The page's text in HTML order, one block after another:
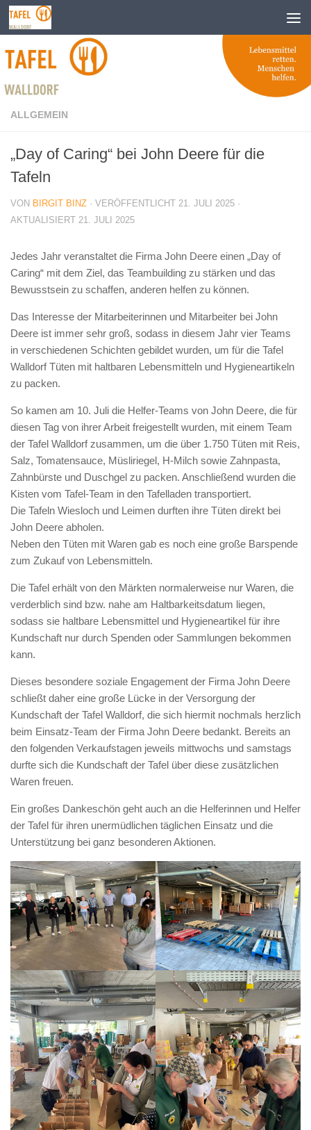
Zum Inhalt springen
ALLGEMEIN
„Day of Caring“ bei John Deere für die
Tafeln
VON BIRGIT BINZ · VERÖFFENTLICHT 21. JULI 2025 ·
AKTUALISIERT 21. JULI 2025
Jedes Jahr veranstaltet die Firma John Deere einen „Day of
Caring“ mit dem Ziel, das Teambuilding zu stärken und das
Bewusstsein zu schaffen, anderen helfen zu können.
Das Interesse der Mitarbeiterinnen und Mitarbeiter bei John
Deere ist immer sehr groß, sodass in diesem Jahr vier Teams
in verschiedenen Schichten gebildet wurden, um für die Tafel
Walldorf Tüten mit haltbaren Lebensmitteln und Hygieneartikeln
zu packen.
So kamen am 10. Juli die Helfer-Teams von John Deere, die für
diesen Tag von ihrer Arbeit freigestellt wurden, mit einem Team
der Tafel Walldorf zusammen, um die über 1.750 Tüten mit Reis,
Salz, Tomatensauce, Müsliriegel, H-Milch sowie Zahnpasta,
Zahnbürste und Duschgel zu packen. Anschließend wurden die
Kisten vom Tafel-Team in den Tafelladen transportiert.
Die Tafeln Wiesloch und Leimen durften ihre Tüten direkt bei
John Deere abholen.
Neben den Tüten mit Waren gab es noch eine große Barspende
zum Zukauf von Lebensmitteln.
Die Tafel erhält von den Märkten normalerweise nur Waren, die
verderblich sind bzw. nahe am Haltbarkeitsdatum liegen,
sodass sie haltbare Lebensmittel und Hygieneartikel für ihre
Kundschaft nur durch Spenden oder Sammlungen bekommen
kann.
Dieses besondere soziale Engagement der Firma John Deere
schließt daher eine große Lücke in der Versorgung der
Kundschaft der Tafel Walldorf, die sich hiermit nochmals herzlich
beim Einsatz-Team der Firma John Deere bedankt. Bereits an
den folgenden Verkaufstagen jeweils mittwochs und samstags
durfte sich die Kundschaft der Tafel über diese zusätzlichen
Waren freuen.
Ein großes Dankeschön geht auch an die Helferinnen und Helfer
der Tafel für ihren unermüdlichen täglichen Einsatz und die
Unterstützung bei ganz besonderen Aktionen.